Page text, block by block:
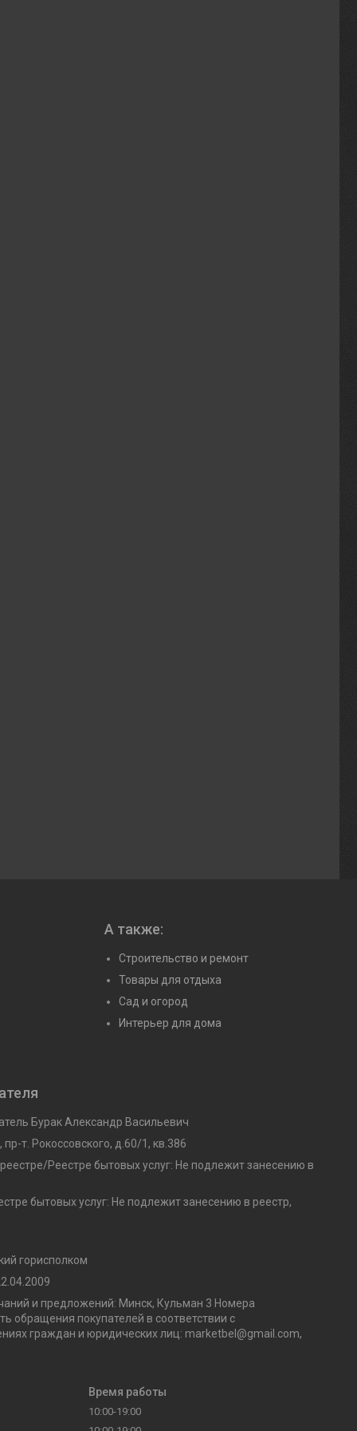
А также:
Строительство и ремонт
Товары для отдыха
Сад и огород
Интерьер для дома
Бурак Александр Васильевич
т. Рокоссовского, д.60/1, кв.386
Реестре бытовых услуг: Не подлежит занесению в
бытовых услуг: Не подлежит занесению в реестр,
горисполком
и предложений: Минск, Кульман 3 Номера
обращения покупателей в соответствии с
граждан и юридических лиц: marketbel@gmail.com,
Время работы
10:00-19:00